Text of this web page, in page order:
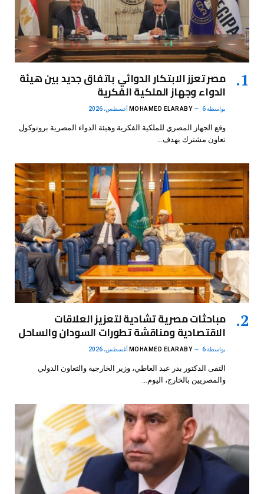
مصر تعزز الابتكار الدوائي باتفاق جديد بين هيئة
الدواء وجهاز الملكية الفكرية
بواسطة MOHAMED ELARABY 6 أغسطس، 2026
وقع الجهاز المصري للملكية الفكرية وهيئة الدواء المصرية بروتوكول
تعاون مشترك يهدف…
مباحثات مصرية تشادية لتعزيز العلاقات
الاقتصادية ومناقشة تطورات السودان والساحل
بواسطة MOHAMED ELARABY 6 أغسطس، 2026
التقى الدكتور بدر عبد العاطي، وزير الخارجية والتعاون الدولي
والمصريين بالخارج، اليوم…